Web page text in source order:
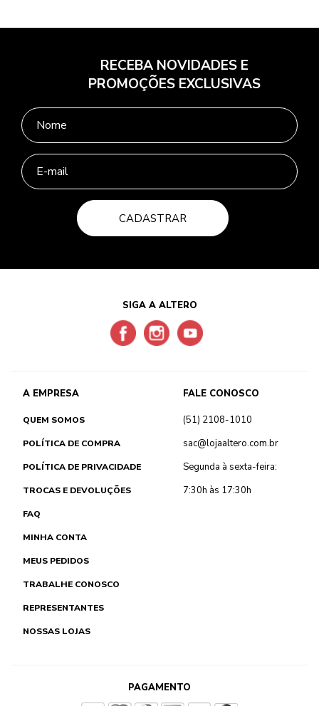
RECEBA NOVIDADES E
PROMOÇÕES EXCLUSIVAS
CADASTRAR
SIGA A ALTERO
A EMPRESA
QUEM SOMOS
POLÍTICA DE COMPRA
POLÍTICA DE PRIVACIDADE
TROCAS E DEVOLUÇÕES
FAQ
MINHA CONTA
MEUS PEDIDOS
TRABALHE CONOSCO
REPRESENTANTES
NOSSAS LOJAS
FALE CONOSCO
(51) 2108-1010
sac@lojaaltero.com.br
Segunda à sexta-feira:
7:30h às 17:30h
PAGAMENTO